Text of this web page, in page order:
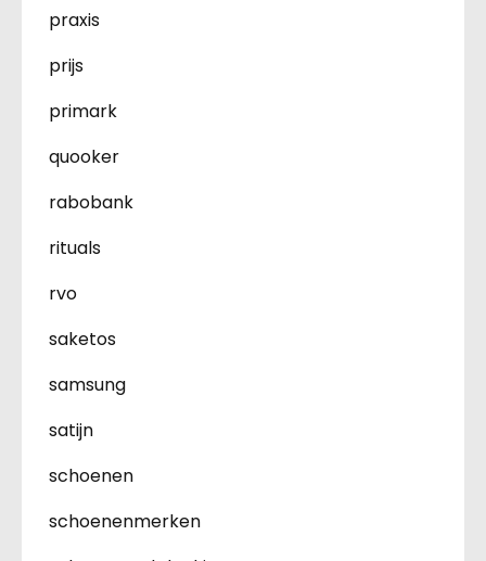
praxis
prijs
primark
quooker
rabobank
rituals
rvo
saketos
samsung
satijn
schoenen
schoenenmerken